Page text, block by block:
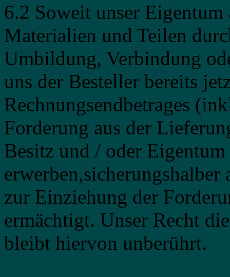
6.2 Soweit unser Eigentum
Materialien und Teilen
Umbildung, Verbindung
uns der Besteller bereits
Rechnungsendbetrages
Forderung aus der
Besitz und / oder Eigentum
zur Einziehung der
ermächtigt. Unser Recht
bleibt hiervon unberührt.